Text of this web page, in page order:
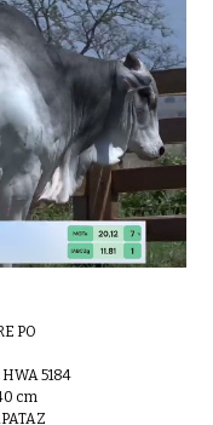
PO
5184
cm